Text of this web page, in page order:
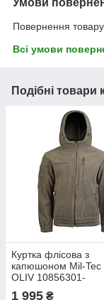
Повернення
Всі умови
Подібні товари
Куртка флісова з
капюшоном Mil-Tec
OLIV 10856301-
1 995 ₴